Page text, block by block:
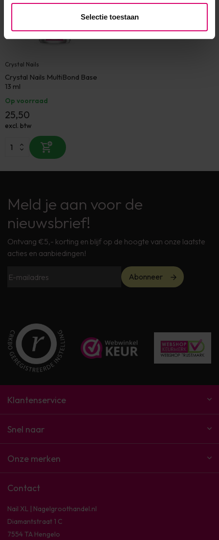
Selectie toestaan
Crystal Nails
Crystal Nails MultiBond Base
13 ml
Op voorraad
25,50
excl. btw
Meld je aan voor de
nieuwsbrief!
Ontvang €5,- korting en blijf op de hoogte van onze laatste
acties en aanbiedingen!
Abonneer
Klantenservice
Snel naar
Onze merken
Contact
Nail XL | Nagelgroothandel.nl
Diamantstraat 1 C
7554 TA Hengelo